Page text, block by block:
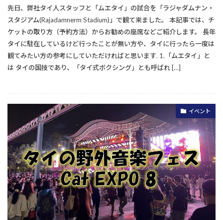
先日、弊社タイ人スタッフと「ムエタイ」の試合を「ラジャダムナン・
スタジアム(Rajadamnerm Stadium)」で観て来ました。 本記事では、チ
ケットの取り方（予約方法）からお勧めの座席などご紹介します。 長年
タイに駐在しているけど行ったことが無い方や、タイに行ったら一度は
観てみたい方の参考にしていただければと思います. 1.「ムエタイ」と
は タイの国技であり、「タイ式ボクシング」とも呼ばれ […]
イベント